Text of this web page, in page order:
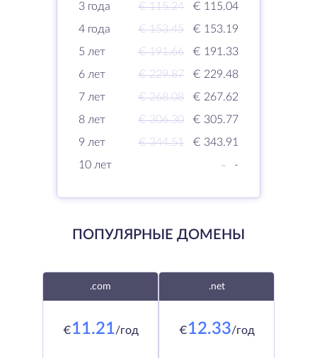
3 года
€ 115.24
€ 115.04
4 года
€ 153.45
€ 153.19
5 лет
€ 191.66
€ 191.33
6 лет
€ 229.87
€ 229.48
7 лет
€ 268.08
€ 267.62
8 лет
€ 306.30
€ 305.77
9 лет
€ 344.51
€ 343.91
10 лет
- -
ПОПУЛЯРНЫЕ ДОМЕНЫ
.com
€11.21/год
.net
€12.33/год